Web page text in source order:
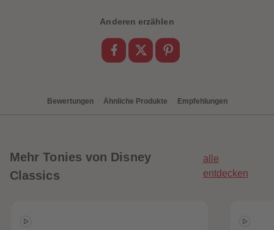
Anderen erzählen
Bewertungen Ähnliche Produkte Empfehlungen
Mehr Tonies von Disney
Classics
alle
entdecken